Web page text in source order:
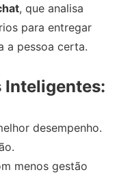
, que analisa
para entregar
a pessoa certa.
Inteligentes:
desempenho.
menos gestão